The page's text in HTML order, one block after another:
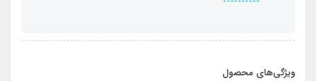
ویژگی‌های محصول